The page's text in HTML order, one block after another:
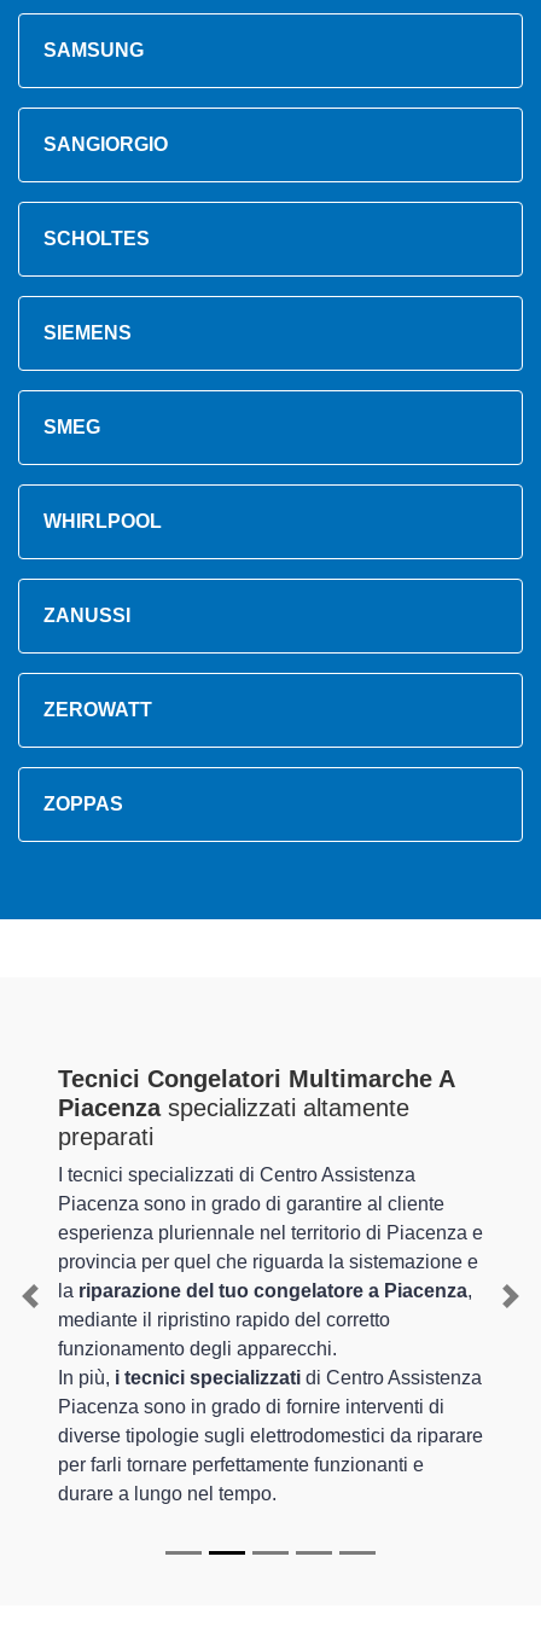
SAMSUNG
SANGIORGIO
SCHOLTES
SIEMENS
SMEG
WHIRLPOOL
ZANUSSI
ZEROWATT
ZOPPAS
Tecnici Congelatori Multimarche A
Piacenzaspecializzati altamente
preparati
I tecnici specializzati di Centro Assistenza
Piacenza sono in grado di garantire al cliente
esperienza pluriennale nel territorio di Piacenza e
provincia per quel che riguarda la sistemazione e
la riparazione del tuo congelatore a Piacenza,
mediante il ripristino rapido del corretto
funzionamento degli apparecchi.
In più, i tecnici specializzati di Centro Assistenza
Piacenza sono in grado di fornire interventi di
diverse tipologie sugli elettrodomestici da riparare
per farli tornare perfettamente funzionanti e
durare a lungo nel tempo.
Previous